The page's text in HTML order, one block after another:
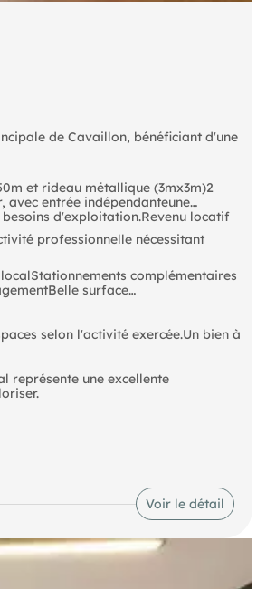
de Cavaillon, bénéficiant d'une
et rideau métallique (3mx3m)2
avec entrée indépendanteune
d'exploitation.Revenu locatif
professionnelle nécessitant
complémentaires
surface
selon l'activité exercée.Un bien à
représente une excellente
Voir le détail